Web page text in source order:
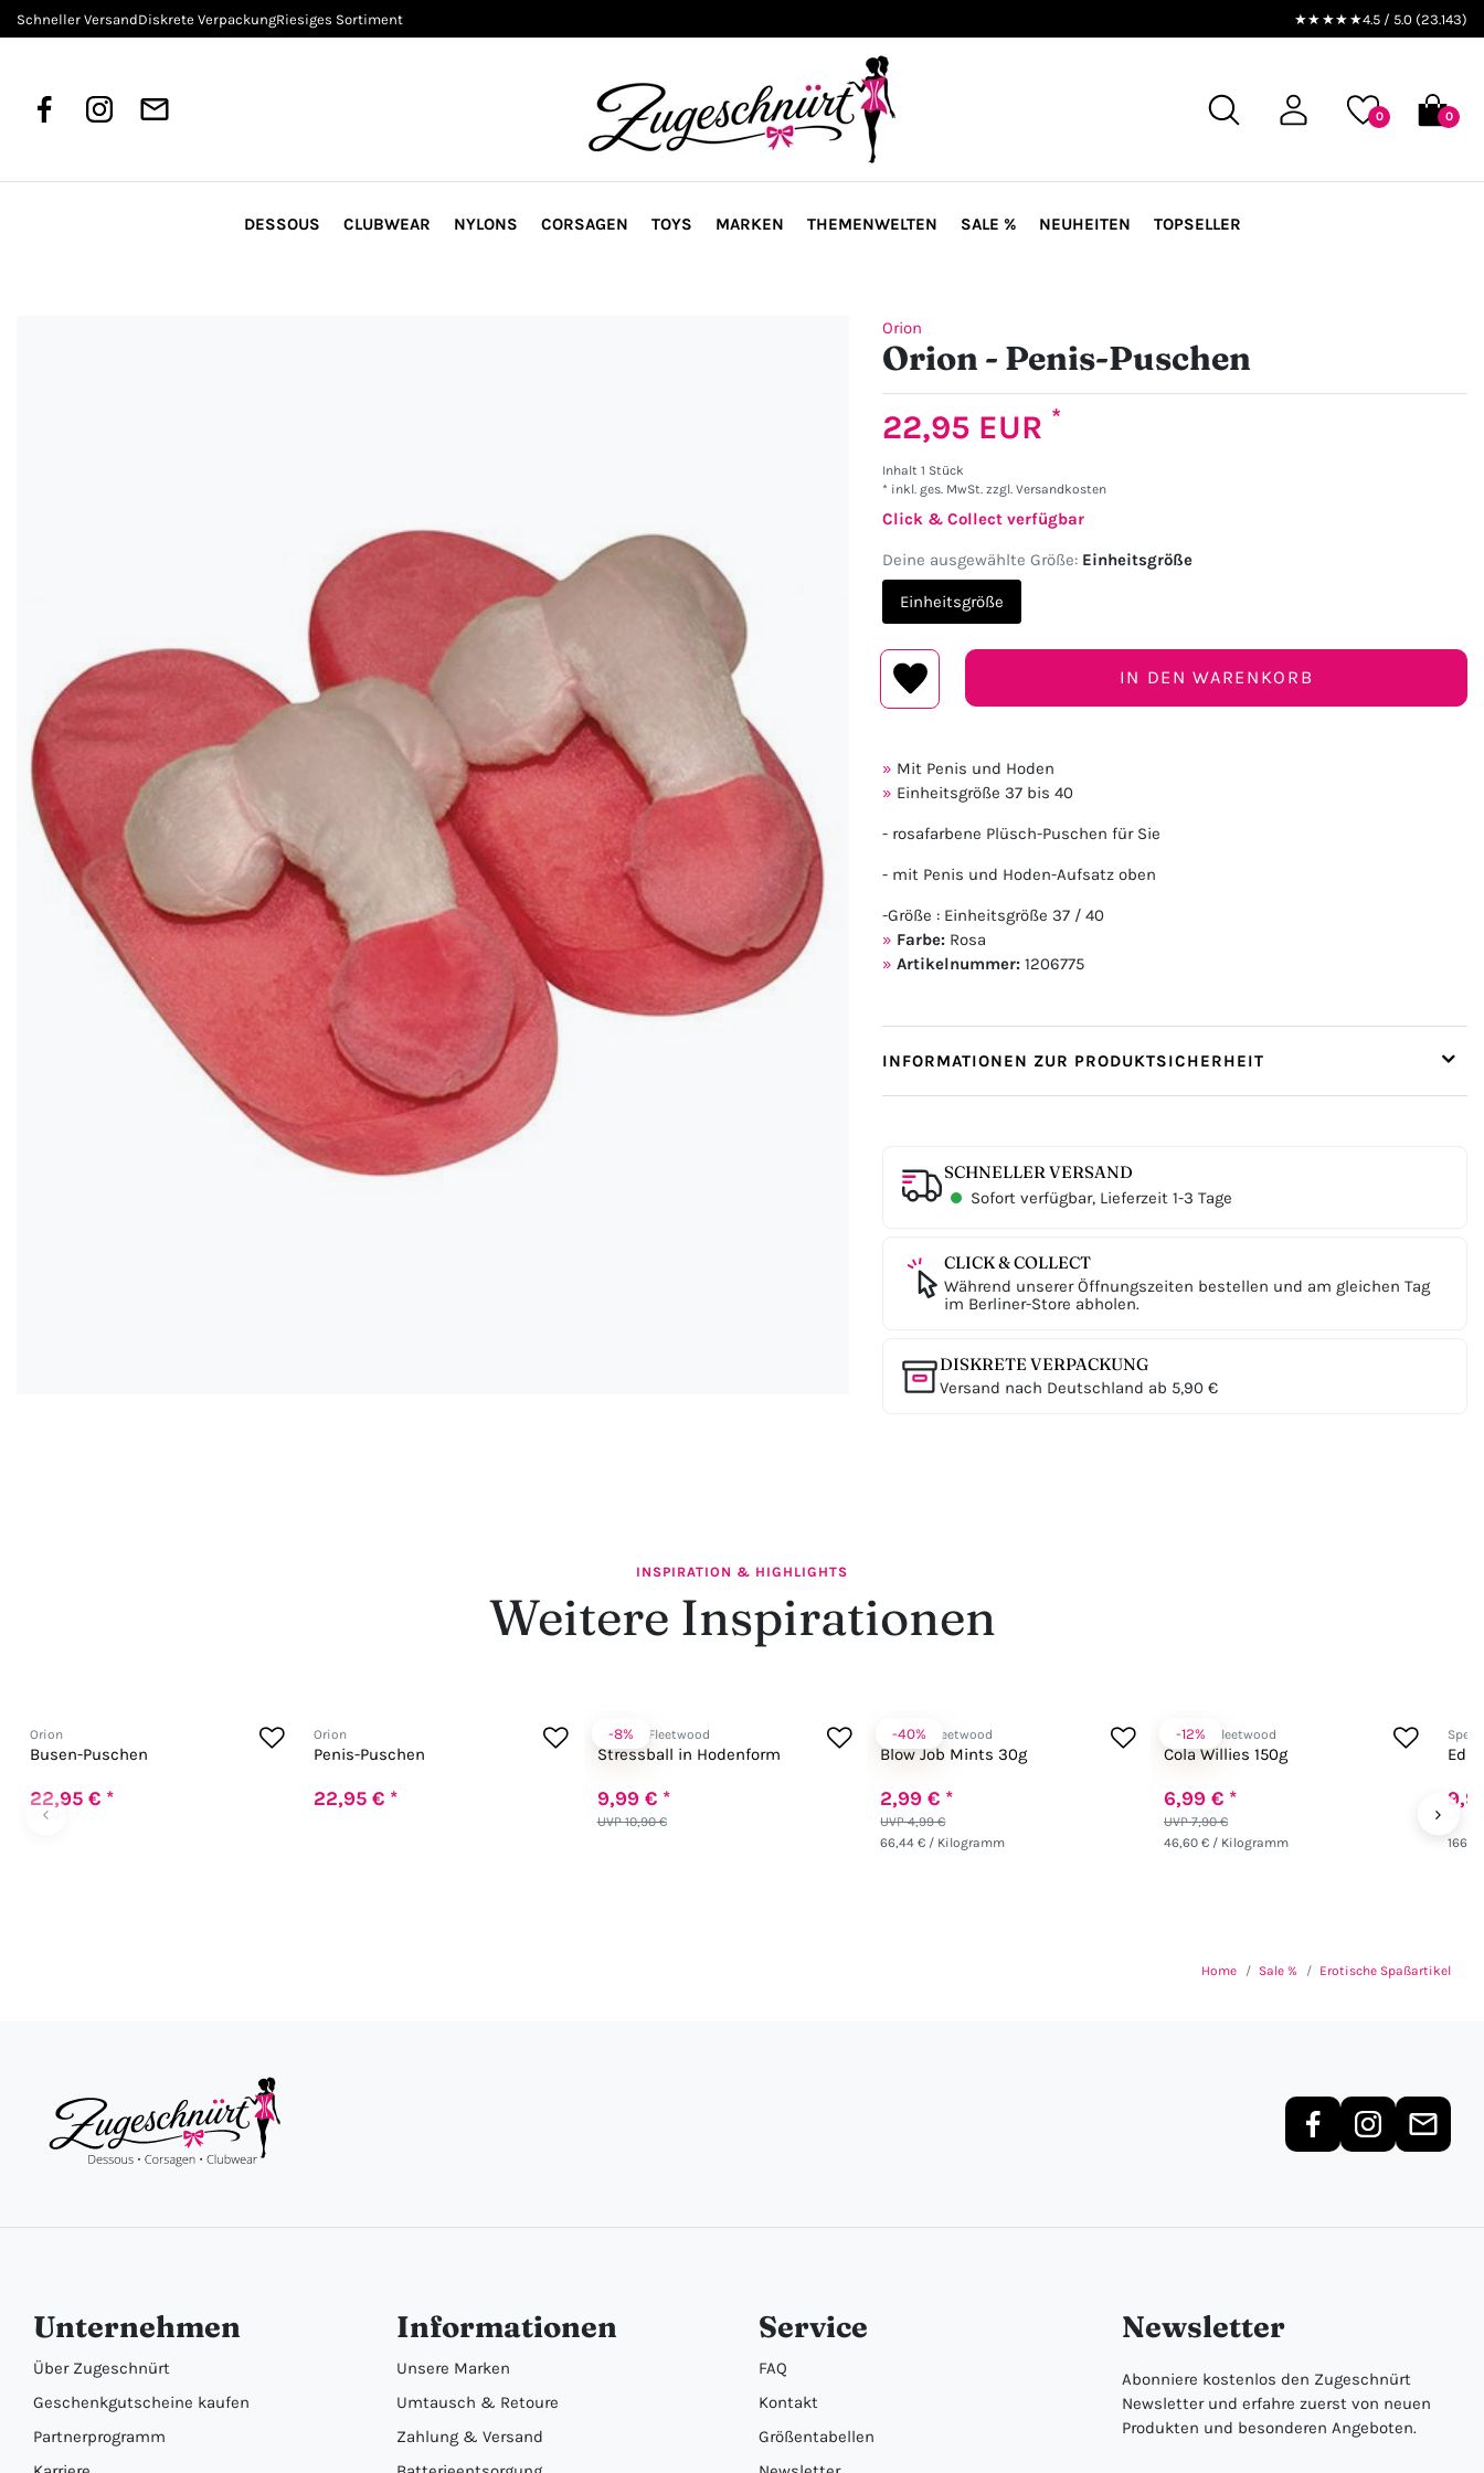
Schneller VersandDiskrete VerpackungRiesiges Sortiment ★★★★★4.5 / 5.0 (23.143)
0 0
DESSOUS CLUBWEAR NYLONS CORSAGEN TOYS MARKEN THEMENWELTEN SALE % NEUHEITEN TOPSELLER
Orion
Orion - Penis-Puschen
22,95 EUR *
Inhalt 1 Stück
* inkl. ges. MwSt. zzgl. Versandkosten
Click & Collect verfügbar
Deine ausgewählte Größe: Einheitsgröße
Einheitsgröße
IN DEN WARENKORB
Mit Penis und Hoden
Einheitsgröße 37 bis 40
- rosafarbene Plüsch-Puschen für Sie
- mit Penis und Hoden-Aufsatz oben
-Größe : Einheitsgröße 37 / 40
Farbe: Rosa
Artikelnummer: 1206775
INFORMATIONEN ZUR PRODUKTSICHERHEIT
SCHNELLER VERSAND
Sofort verfügbar, Lieferzeit 1-3 Tage
CLICK & COLLECT
Während unserer Öffnungszeiten bestellen und am gleichen Tag
im Berliner-Store abholen.
DISKRETE VERPACKUNG
Versand nach Deutschland ab 5,90 €
INSPIRATION & HIGHLIGHTS
Weitere Inspirationen
‹
Orion
Busen-Puschen
22,95 € *
Orion
Penis-Puschen
22,95 € *
-8%
Spencer Fleetwood
Stressball in Hodenform
UVP 10,90 €
9,99 € *
-40%
Spencer Fleetwood
Blow Job Mints 30g
UVP 4,99 €
2,99 € *
66,44 € / Kilogramm
-12%
Spencer Fleetwood
Cola Willies 150g
UVP 7,90 €
6,99 € *
46,60 € / Kilogramm
›
Home Sale % Erotische Spaßartikel
Unternehmen
Über Zugeschnürt
Geschenkgutscheine kaufen
Partnerprogramm
Informationen
Unsere Marken
Umtausch & Retoure
Zahlung & Versand
Service
FAQ
Kontakt
Größentabellen
Newsletter
Abonniere kostenlos den Zugeschnürt
Newsletter und erfahre zuerst von neuen
Produkten und besonderen Angeboten.